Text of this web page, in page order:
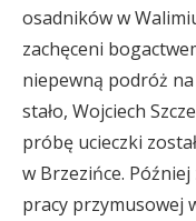
osadników w
zachęceni
niepewną podróż
stało, Wojciech
próbę ucieczki
w Brzezińce.
pracy przymusowej